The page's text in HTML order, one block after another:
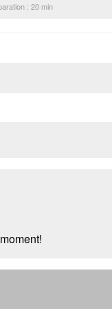
: 20 min